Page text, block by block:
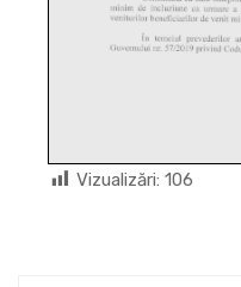
Vizualizări: 106